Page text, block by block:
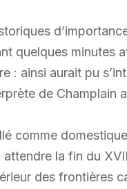
quelques minutes
: ainsi aurait pu
de Champlain
comme
la fin du
des frontières